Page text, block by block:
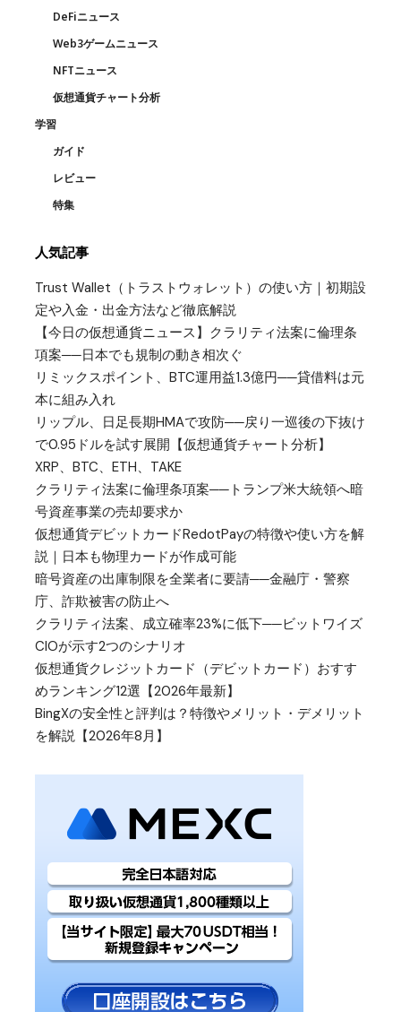
DeFiニュース
Web3ゲームニュース
NFTニュース
仮想通貨チャート分析
学習
ガイド
レビュー
特集
人気記事
Trust Wallet（トラストウォレット）の使い方｜初期設
定や入金・出金方法など徹底解説
【今日の仮想通貨ニュース】クラリティ法案に倫理条
項案──日本でも規制の動き相次ぐ
リミックスポイント、BTC運用益1.3億円──貸借料は元
本に組み入れ
リップル、日足長期HMAで攻防──戻り一巡後の下抜け
で0.95ドルを試す展開【仮想通貨チャート分析】
XRP、BTC、ETH、TAKE
クラリティ法案に倫理条項案──トランプ米大統領へ暗
号資産事業の売却要求か
仮想通貨デビットカードRedotPayの特徴や使い方を解
説｜日本も物理カードが作成可能
暗号資産の出庫制限を全業者に要請──金融庁・警察
庁、詐欺被害の防止へ
クラリティ法案、成立確率23%に低下──ビットワイズ
CIOが示す2つのシナリオ
仮想通貨クレジットカード（デビットカード）おすす
めランキング12選【2026年最新】
BingXの安全性と評判は？特徴やメリット・デメリット
を解説【2026年8月】